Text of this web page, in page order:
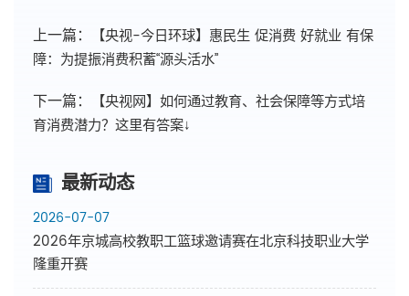
上一篇：
【央视-今日环球】惠民生 促消费 好就业 有保
障：为提振消费积蓄“源头活水”
下一篇：
【央视网】如何通过教育、社会保障等方式培
育消费潜力？这里有答案↓
最新动态
2026-07-07
2026年京城高校教职工篮球邀请赛在北京科技职业大学
隆重开赛